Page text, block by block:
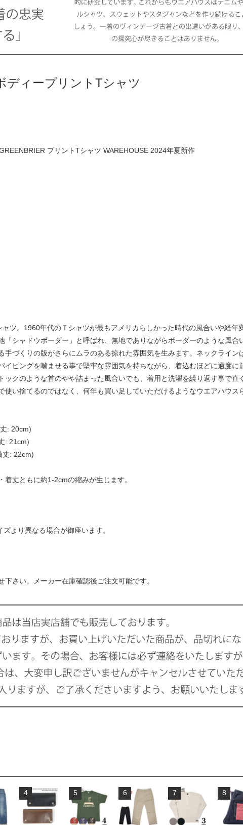
ディープリントTシャツ
プリントTシャツ WAREHOUSE 2024年夏新作
ツ。1960年代のＴシャツが最もアメリカらしかった時代の風合いや経年
「シャドウボーダー」と呼ばれ、無地でありながらボーダーのような風合
手づくりの版がさらにムラのある掠れた雰囲気を生みます。ネックライン
イピングを噛ませる事で堅牢な雰囲気を持ちながら、着込むほどに適度に
ックのような首のやや詰まった風合いでも、着用と洗濯を繰り返す事で直
い捨てるのではなく、何年も買い足していただけるようなウエアハウス
: 20cm)
: 21cm)
丈: 22cm)
丈ともに約1-2cmの縮みが生じます。
より異なる場合が御座います。
さい。メーカー在庫確認後ご注文可能です。
4 5 6 7 8